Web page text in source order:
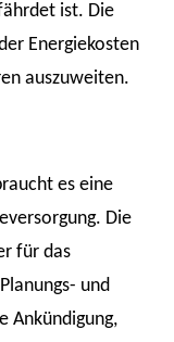
ist. Die
Energiekosten
auszuweiten.
es eine
Die
für das
und
Ankündigung,